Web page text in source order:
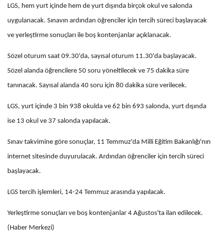
LGS, hem yurt içinde hem de yurt dışında birçok okul ve salonda
uygulanacak. Sınavın ardından öğrenciler için tercih süreci başlayacak
ve yerleştirme sonuçları ile boş kontenjanlar açıklanacak.
Sözel oturum saat 09.30'da, sayısal oturum 11.30'da başlayacak.
Sözel alanda öğrencilere 50 soru yöneltilecek ve 75 dakika süre
tanınacak. Sayısal alanda 40 soru için 80 dakika süre verilecek.
LGS, yurt içinde 3 bin 938 okulda ve 62 bin 693 salonda, yurt dışında
ise 13 okul ve 37 salonda yapılacak.
Sınav takvimine göre sonuçlar, 11 Temmuz'da Milli Eğitim Bakanlığı'nın
internet sitesinde duyurulacak. Ardından öğrenciler için tercih süreci
başlayacak.
LGS tercih işlemleri, 14-24 Temmuz arasında yapılacak.
Yerleştirme sonuçları ve boş kontenjanlar 4 Ağustos'ta ilan edilecek.
(Haber Merkezi)